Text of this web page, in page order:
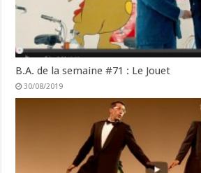
B.A. de la semaine #71 : Le Jouet
30/08/2019